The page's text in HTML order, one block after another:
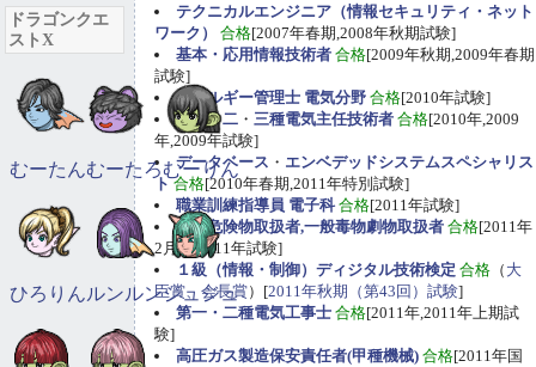
テクニカルエンジニア（情報セキュリティ・ネット
ワーク）
合格[2007年春期,2008年秋期試験]
基本・応用情報技術者 合格[2009年秋期,2009年春期
試験]
エネルギー管理士 電気分野 合格[2010年試験]
第一・二 ・ 三種電気主任技術者 合格[2010年,2009
年,2009年試験]
データベース ・ エンベデッドシステムスペシャリス
ト 合格[2010年春期,2011年特別試験]
職業訓練指導員 電子科 合格[2011年試験]
甲種危険物取扱者,一般毒物劇物取扱者 合格[2011年
2月期,2011年試験]
１級（情報・制御）ディジタル技術検定 合格 （ 大
臣賞、会長賞）[2011年秋期（第43回）試験]
第一・二種電気工事士 合格[2011年,2011年上期試
験]
高圧ガス製造保安責任者(甲種機械) 合格[2011年国
ドラゴンクエ
ストX
むーたんむーたろむーりん
ひろりんルンルンジュジュ